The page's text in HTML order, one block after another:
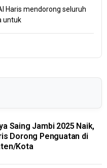
Haris mendorong seluruh
untuk
Saing Jambi 2025 Naik,
Dorong Penguatan di
Kota